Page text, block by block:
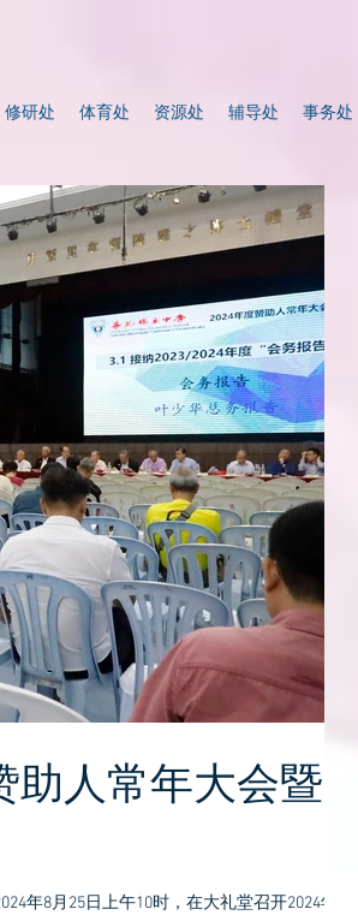
修研处 体育处 资源处 辅导处 事务处
助人常年大会暨
年8月25日上午10时，在大礼堂召开2024年